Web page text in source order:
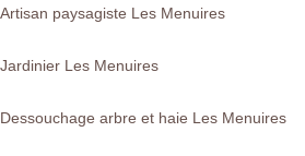
Artisan paysagiste Les Menuires
Jardinier Les Menuires
Dessouchage arbre et haie Les Menuires